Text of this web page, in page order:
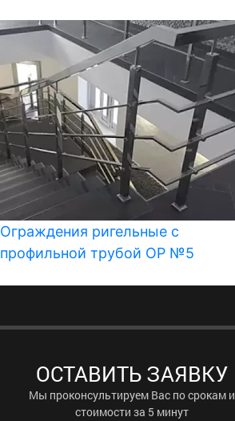
Ограждения ригельные с
профильной трубой ОР №5
ОСТАВИТЬ ЗАЯВКУ
Мы проконсультируем Вас по срокам и
стоимости за 5 минут